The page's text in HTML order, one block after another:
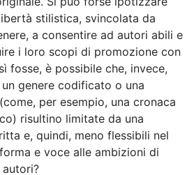
stilistica, svincolata da
a consentire ad autori abili e
i loro scopi di promozione con
fosse, è possibile che, invece,
genere codificato o una
per esempio, una cronaca
risultino limitate da una
e, quindi, meno flessibili nel
e voce alle ambizioni di